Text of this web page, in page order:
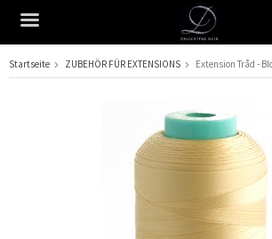
Das Produkt wurde in Ihren Warenkorb
Startseite ZUBEHÖR FÜR EXTENSIONS Extension Tråd -